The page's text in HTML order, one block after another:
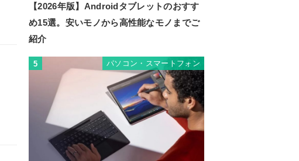
【2026年版】Androidタブレットのおすす
め15選。安いモノから高性能なモノまでご
紹介
5 パソコン・スマートフォン